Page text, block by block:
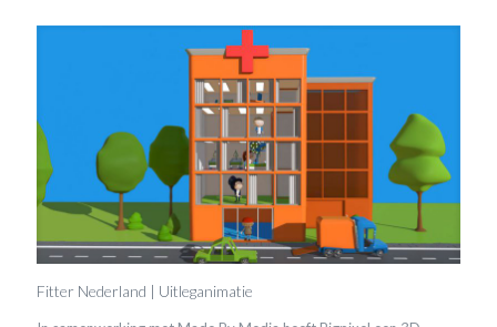
Fitter Nederland | Uitleganimatie